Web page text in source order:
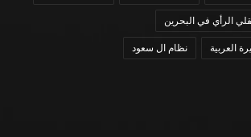
الرأي في البحرين
العربية نظام ال سعود